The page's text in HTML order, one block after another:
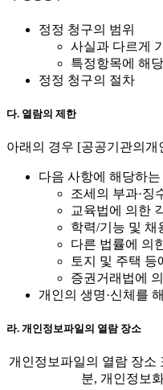
정정 청구의 범위
사실과 다르게
특정항목에 해
정정 청구의 절차
다. 열람의 제한
아래의 경우 [공공기관의
다음 사항에 해당하
조세의 부과·징
교육법에 의한
학력/기능 및 채
다른 법률에 의
토지 및 주택
증권거래법에
개인의 생명·신체를
라. 개인정보파일의 열람 장소
개인정보파일의 열람 장소
분, 개인정보